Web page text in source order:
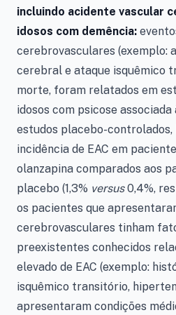
incluindo acidente vascular
idosos com demência:
cerebrovasculares (exemplo:
cerebral e ataque isquêmico
morte, foram relatados em
idosos com psicose associada
estudos placebo-controlados,
incidência de EAC em
olanzapina comparados aos
placebo (1,3% versus0,4%,
os pacientes que
cerebrovasculares tinham
preexistentes conhecidos
elevado de EAC (exemplo:
isquêmico transitório,
apresentaram condições